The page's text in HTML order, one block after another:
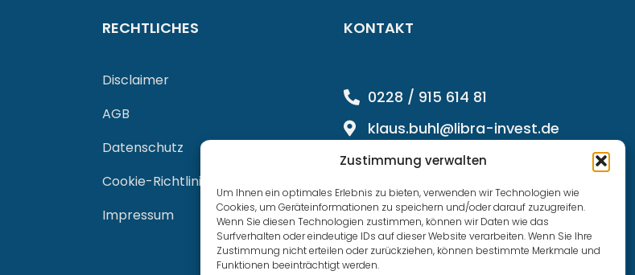
Zustimmung verwalten
Um Ihnen ein optimales Erlebnis zu bieten, verwenden wir Technologien wie
Cookies, um Geräteinformationen zu speichern und/oder darauf zuzugreifen.
Wenn Sie diesen Technologien zustimmen, können wir Daten wie das
Surfverhalten oder eindeutige IDs auf dieser Website verarbeiten. Wenn Sie Ihre
Zustimmung nicht erteilen oder zurückziehen, können bestimmte Merkmale und
Funktionen beeinträchtigt werden.
RECHTLICHES
Disclaimer
AGB
Datenschutz
Cookie-Richtlinie (EU)
Impressum
KONTAKT
0228 / 915 614 81
klaus.buhl@libra-invest.de